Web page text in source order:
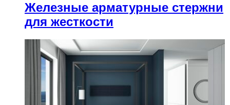
Железные арматурные стержни
для жесткости